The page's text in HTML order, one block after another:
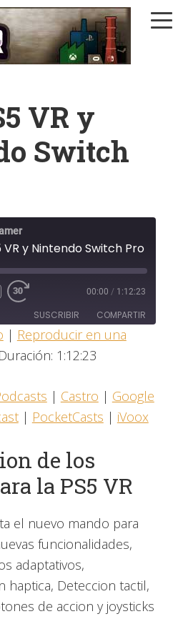
VR y
Switch
VR y Nintendo Switch Pro
00:00 / 1:12:23
SUSCRIBIR COMPARTIR
Castro
iVoox
| Reproducir en una
Duración: 1:12:23
| Castro | Google
| PocketCasts | iVoox
de los
la PS5 VR
el nuevo mando para
funcionalidades,
adaptativos,
haptica, Deteccion tactil,
de accion y joysticks